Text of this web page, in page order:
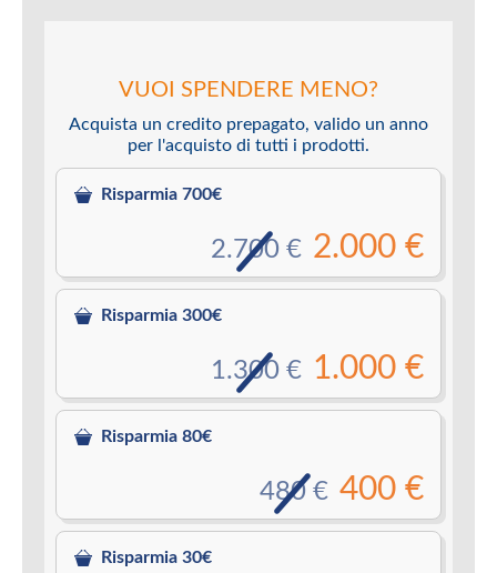
VUOI SPENDERE MENO?
Acquista un credito prepagato, valido un anno
per l'acquisto di tutti i prodotti.
Risparmia 700€
2.000 €
2.700 €
Risparmia 300€
1.000 €
1.300 €
Risparmia 80€
400 €
480 €
Risparmia 30€